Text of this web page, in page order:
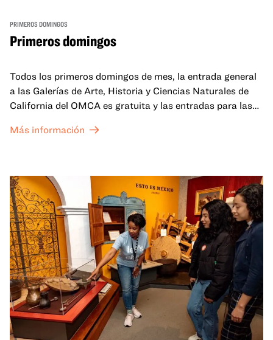
PRIMEROS DOMINGOS
Primeros domingos
Todos los primeros domingos de mes, la entrada general
a las Galerías de Arte, Historia y Ciencias Naturales de
California del OMCA es gratuita y las entradas para las
a un precio reducido de 6 $.
Más información